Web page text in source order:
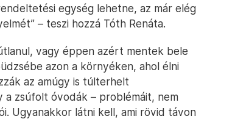
egység lehetne, az már elég
– teszi hozzá Tóth Renáta.
vagy éppen azért mentek bele
azon a környéken, ahol élni
az amúgy is túlterhelt
a zsúfolt óvodák – problémáit, nem
Ugyanakkor látni kell, ami rövid távon